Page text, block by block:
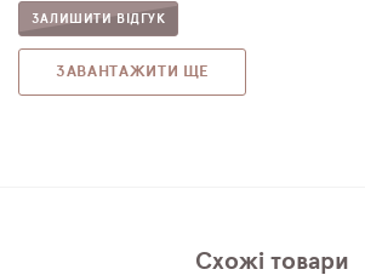
ЗАЛИШИТИ ВІДГУК
ЗАВАНТАЖИТИ ЩЕ
Схожі товари